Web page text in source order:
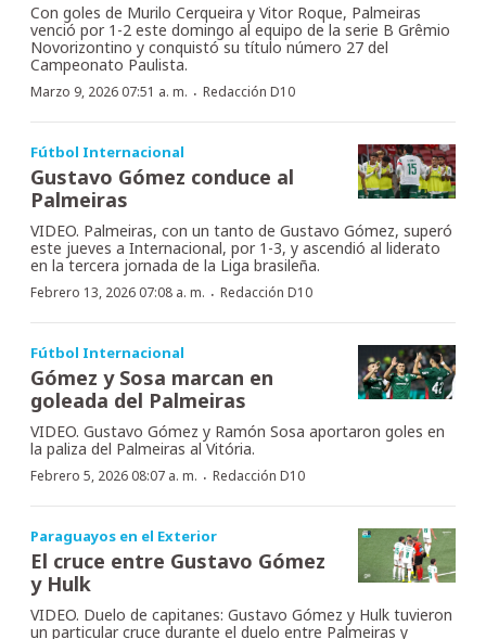
Con goles de Murilo Cerqueira y Vitor Roque, Palmeiras
venció por 1-2 este domingo al equipo de la serie B Grêmio
Novorizontino y conquistó su título número 27 del
Campeonato Paulista.
Marzo 9, 2026 07:51 a. m. · Redacción D10
Fútbol Internacional
Gustavo Gómez conduce al
Palmeiras
VIDEO. Palmeiras, con un tanto de Gustavo Gómez, superó
este jueves a Internacional, por 1-3, y ascendió al liderato
en la tercera jornada de la Liga brasileña.
Febrero 13, 2026 07:08 a. m. · Redacción D10
Fútbol Internacional
Gómez y Sosa marcan en
goleada del Palmeiras
VIDEO. Gustavo Gómez y Ramón Sosa aportaron goles en
la paliza del Palmeiras al Vitória.
Febrero 5, 2026 08:07 a. m. · Redacción D10
Paraguayos en el Exterior
El cruce entre Gustavo Gómez
y Hulk
VIDEO. Duelo de capitanes: Gustavo Gómez y Hulk tuvieron
un particular cruce durante el duelo entre Palmeiras y